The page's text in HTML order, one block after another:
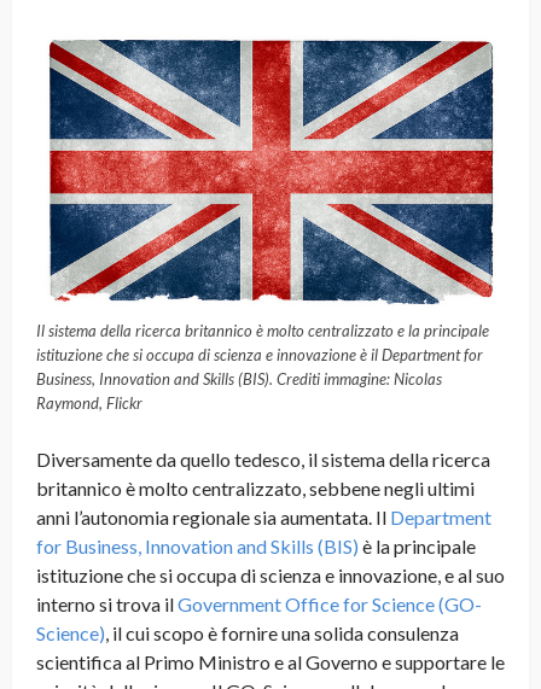
Il sistema della ricerca britannico è molto centralizzato e la principale
istituzione che si occupa di scienza e innovazione è il Department for
Business, Innovation and Skills (BIS). Crediti immagine: Nicolas
Raymond, Flickr
Diversamente da quello tedesco, il sistema della ricerca
britannico è molto centralizzato, sebbene negli ultimi
anni l’autonomia regionale sia aumentata. Il Department
for Business, Innovation and Skills (BIS) è la principale
istituzione che si occupa di scienza e innovazione, e al suo
interno si trova ilGovernment Office for Science (GO-
Science), il cui scopo è fornire una solida consulenza
scientifica al Primo Ministro e al Governo e supportare le